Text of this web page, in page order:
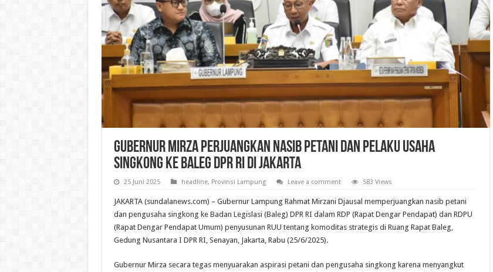
Gubernur Mirza Perjuangkan Nasib Petani dan Pelaku Usaha
Singkong ke Baleg DPR RI di Jakarta
25 Juni 2025 headline, Provinsi Lampung Leave a comment 583 Views
JAKARTA (sundalanews.com) – Gubernur Lampung Rahmat Mirzani Djausal memperjuangkan nasib petani
dan pengusaha singkong ke Badan Legislasi (Baleg) DPR RI dalam RDP (Rapat Dengar Pendapat) dan RDPU
(Rapat Dengar Pendapat Umum) penyusunan RUU tentang komoditas strategis di Ruang Rapat Baleg,
Gedung Nusantara I DPR RI, Senayan, Jakarta, Rabu (25/6/2025).
Gubernur Mirza secara tegas menyuarakan aspirasi petani dan pengusaha singkong karena menyangkut